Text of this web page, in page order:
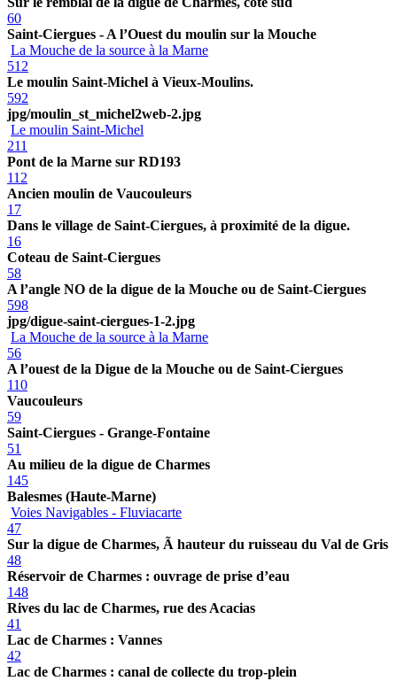
60
Saint-Ciergues - A l’Ouest du moulin sur la Mouche
La Mouche de la source à la Marne
512
Le moulin Saint-Michel à Vieux-Moulins.
592
jpg/moulin_st_michel2web-2.jpg
Le moulin Saint-Michel
211
Pont de la Marne sur RD193
112
Ancien moulin de Vaucouleurs
17
Dans le village de Saint-Ciergues, à proximité de la digue.
16
Coteau de Saint-Ciergues
58
A l’angle NO de la digue de la Mouche ou de Saint-Ciergues
598
jpg/digue-saint-ciergues-1-2.jpg
La Mouche de la source à la Marne
56
A l’ouest de la Digue de la Mouche ou de Saint-Ciergues
110
Vaucouleurs
59
Saint-Ciergues - Grange-Fontaine
51
Au milieu de la digue de Charmes
145
Balesmes (Haute-Marne)
Voies Navigables - Fluviacarte
47
Sur la digue de Charmes, Ã hauteur du ruisseau du Val de Gris
48
Réservoir de Charmes : ouvrage de prise d’eau
148
Rives du lac de Charmes, rue des Acacias
41
Lac de Charmes : Vannes
42
Lac de Charmes : canal de collecte du trop-plein